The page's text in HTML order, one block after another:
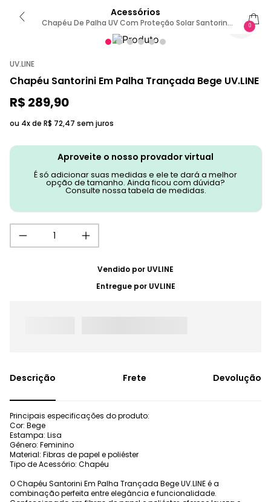
Acessórios
Chapéu De Palha UV Com Proteção Solar Santorini
Trigo UN / TRIGO
0
UV.LINE
Chapéu Santorini Em Palha Trançada Bege UV.LINE
R$ 289,90
ou 4x de R$ 72,47 sem juros
Aproveite o nosso provador virtual
É só adicionar suas medidas e ele te dará a melhor
opção de tamanho. Ainda ficou com dúvida?
Consulte nossa tabela de medidas.
Vendido por UVLINE
Entregue por UVLINE
Frete Devolução
Principais especificações do produto:
Cor: Bege
Estampa: Lisa
Gênero: Feminino
Material: Fibras de papel e poliéster
Tipo de Acessório: Chapéu
O Chapéu Santorini Em Palha Trançada Bege UV.LINE é a
combinação perfeita entre elegância e funcionalidade.